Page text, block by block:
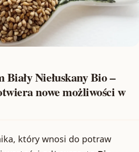
Biały Niełuskany Bio –
nowe możliwości w
który wnosi do potraw